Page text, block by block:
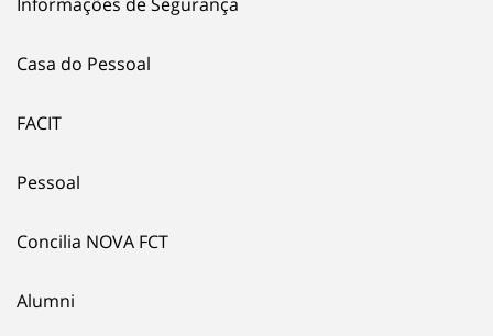
Casa do Pessoal
FACIT
Pessoal
Concilia NOVA FCT
Alumni